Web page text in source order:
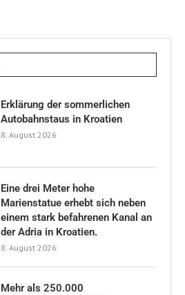
Erklärung der sommerlichen
Autobahnstaus in Kroatien
8. August 2026
Eine drei Meter hohe
Marienstatue erhebt sich neben
einem stark befahrenen Kanal an
der Adria in Kroatien.
8. August 2026
Mehr als 250.000